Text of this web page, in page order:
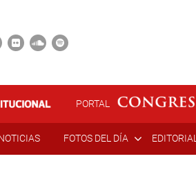
PORTAL
FOTOS DEL DÍA EDITORIAL